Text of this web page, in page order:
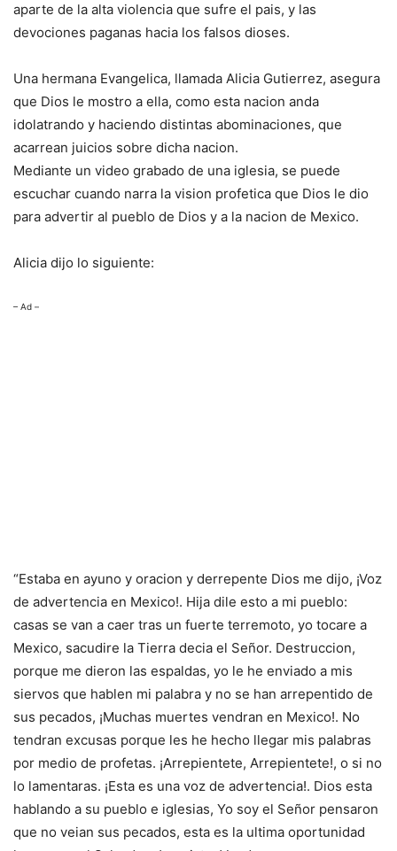
aparte de la alta violencia que sufre el pais, y las
devociones paganas hacia los falsos dioses.
Una hermana Evangelica, llamada Alicia Gutierrez, asegura
que Dios le mostro a ella, como esta nacion anda
idolatrando y haciendo distintas abominaciones, que
acarrean juicios sobre dicha nacion.
Mediante un video grabado de una iglesia, se puede
escuchar cuando narra la vision profetica que Dios le dio
para advertir al pueblo de Dios y a la nacion de Mexico.
Alicia dijo lo siguiente:
– Ad –
“Estaba en ayuno y oracion y derrepente Dios me dijo, ¡Voz
de advertencia en Mexico!. Hija dile esto a mi pueblo:
casas se van a caer tras un fuerte terremoto, yo tocare a
Mexico, sacudire la Tierra decia el Señor. Destruccion,
porque me dieron las espaldas, yo le he enviado a mis
siervos que hablen mi palabra y no se han arrepentido de
sus pecados, ¡Muchas muertes vendran en Mexico!. No
tendran excusas porque les he hecho llegar mis palabras
por medio de profetas. ¡Arrepientete, Arrepientete!, o si no
lo lamentaras. ¡Esta es una voz de advertencia!. Dios esta
hablando a su pueblo e iglesias, Yo soy el Señor pensaron
que no veian sus pecados, esta es la ultima oportunidad